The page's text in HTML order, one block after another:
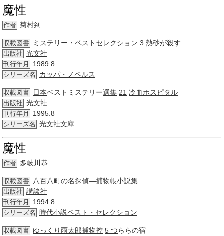
魔性
作者 菊村到
収載図書 ミステリー・ベストセレクション 3 熱砂が殺す
出版社 光文社
刊行年月 1989.8
シリーズ名 カッパ・ノベルス
収載図書 日本ベストミステリー選集 21 冷血ホスピタル
出版社 光文社
刊行年月 1995.8
シリーズ名 光文社文庫
魔性
作者 多岐川恭
収載図書 八百八町の名探偵―捕物帳小説集
出版社 講談社
刊行年月 1994.8
シリーズ名 時代小説ベスト・セレクション
収載図書 ゆっくり雨太郎捕物控 5 つららの宿